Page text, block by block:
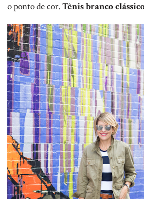
o ponto de cor.Tênis branco